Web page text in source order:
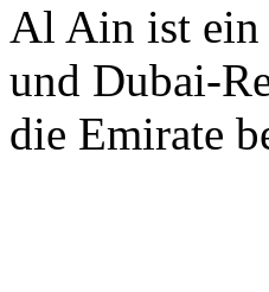
Al Ain ist ein
und Dubai-
die Emirate